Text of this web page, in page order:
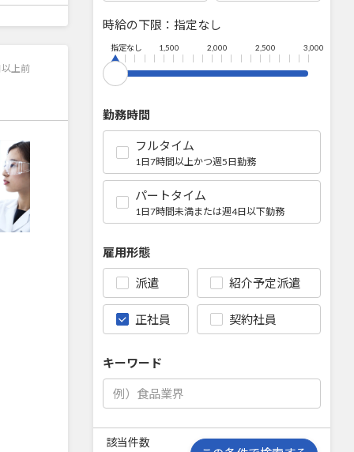
上前
時給の下限： 指定なし
指定なし 1,500 2,000 2,500 3,000
勤務時間
フルタイム
1日7時間以上かつ週5日勤務
パートタイム
1日7時間未満または週4日以下勤務
雇用形態
派遣 紹介予定派遣
正社員 契約社員
キーワード
該当件数